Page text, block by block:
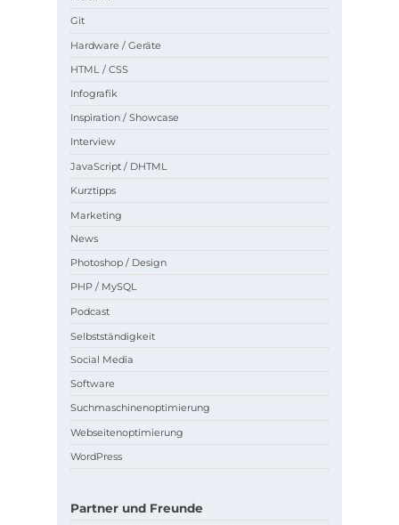
Git
Hardware / Geräte
HTML / CSS
Infografik
Inspiration / Showcase
Interview
JavaScript / DHTML
Kurztipps
Marketing
News
Photoshop / Design
PHP / MySQL
Podcast
Selbstständigkeit
Social Media
Software
Suchmaschinenoptimierung
Webseitenoptimierung
WordPress
Partner und Freunde